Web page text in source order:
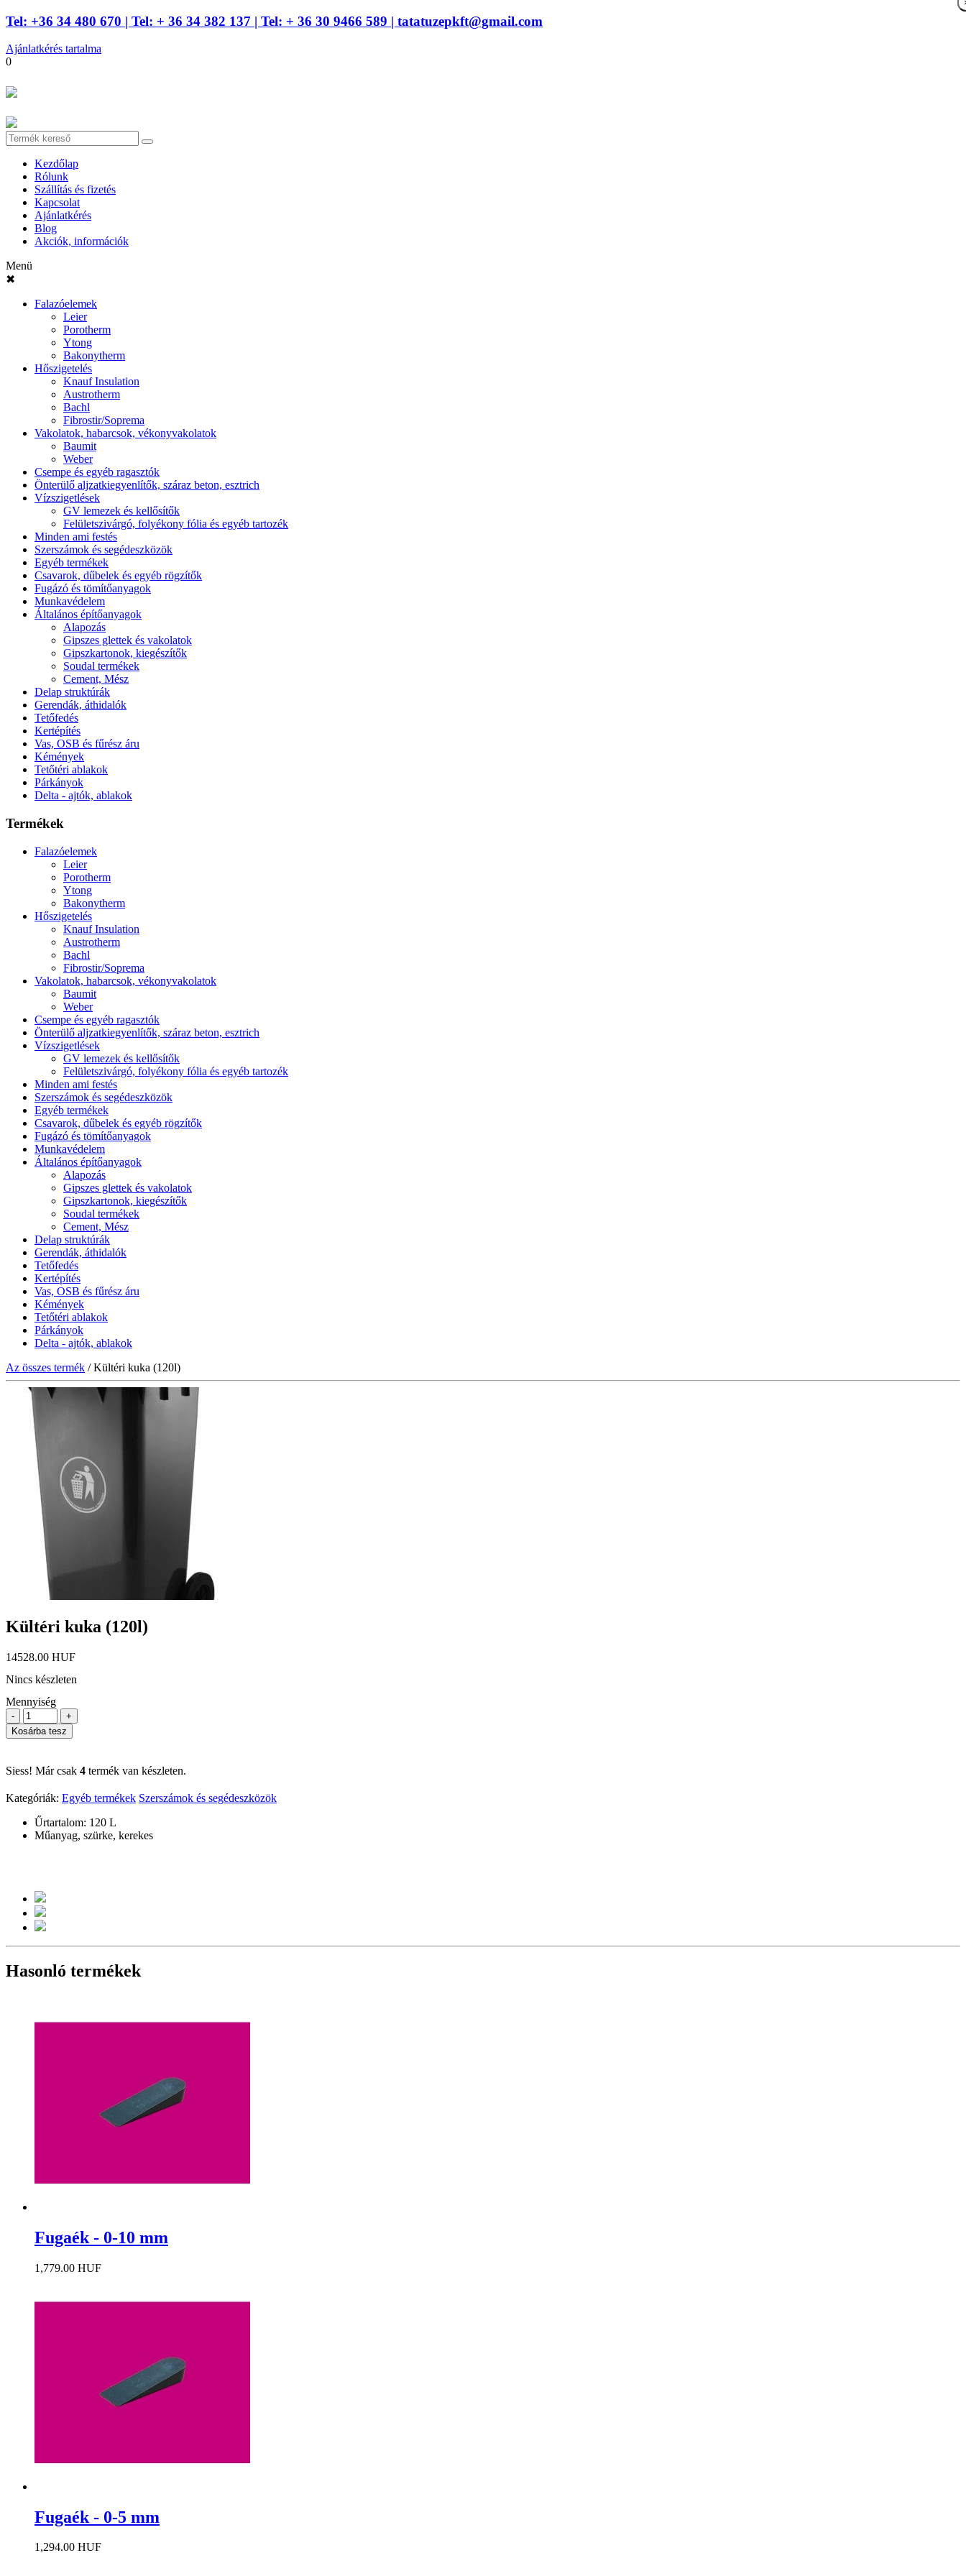
Tel: +36 34 480 670 | Tel: + 36 34 382 137 | Tel: + 36 30 9466 589 | tatatuzepkft@gmail.com
Ajánlatkérés tartalma
0
Kezdőlap
Rólunk
Szállítás és fizetés
Kapcsolat
Ajánlatkérés
Blog
Akciók, információk
Menü
✖
Falazóelemek
Leier
Porotherm
Ytong
Bakonytherm
Hőszigetelés
Knauf Insulation
Austrotherm
Bachl
Fibrostir/Soprema
Vakolatok, habarcsok, vékonyvakolatok
Baumit
Weber
Csempe és egyéb ragasztók
Önterülő aljzatkiegyenlítők, száraz beton, esztrich
Vízszigetlések
GV lemezek és kellősítők
Felületszivárgó, folyékony fólia és egyéb tartozék
Minden ami festés
Szerszámok és segédeszközök
Egyéb termékek
Csavarok, dűbelek és egyéb rögzítők
Fugázó és tömítőanyagok
Munkavédelem
Általános építőanyagok
Alapozás
Gipszes glettek és vakolatok
Gipszkartonok, kiegészítők
Soudal termékek
Cement, Mész
Delap struktúrák
Gerendák, áthidalók
Tetőfedés
Kertépítés
Vas, OSB és fűrész áru
Kémények
Tetőtéri ablakok
Párkányok
Delta - ajtók, ablakok
Termékek
Falazóelemek
Leier
Porotherm
Ytong
Bakonytherm
Hőszigetelés
Knauf Insulation
Austrotherm
Bachl
Fibrostir/Soprema
Vakolatok, habarcsok, vékonyvakolatok
Baumit
Weber
Csempe és egyéb ragasztók
Önterülő aljzatkiegyenlítők, száraz beton, esztrich
Vízszigetlések
GV lemezek és kellősítők
Felületszivárgó, folyékony fólia és egyéb tartozék
Minden ami festés
Szerszámok és segédeszközök
Egyéb termékek
Csavarok, dűbelek és egyéb rögzítők
Fugázó és tömítőanyagok
Munkavédelem
Általános építőanyagok
Alapozás
Gipszes glettek és vakolatok
Gipszkartonok, kiegészítők
Soudal termékek
Cement, Mész
Delap struktúrák
Gerendák, áthidalók
Tetőfedés
Kertépítés
Vas, OSB és fűrész áru
Kémények
Tetőtéri ablakok
Párkányok
Delta - ajtók, ablakok
Az összes termék / Kültéri kuka (120l)
Kültéri kuka (120l)
14528.00 HUF
Nincs készleten
Mennyiség
-
+
Kosárba tesz
Siess! Már csak 4 termék van készleten.
Kategóriák: Egyéb termékek Szerszámok és segédeszközök
Űrtartalom: 120 L
Műanyag, szürke, kerekes
Hasonló termékek
Fugaék - 0-10 mm
1,779.00 HUF
Fugaék - 0-5 mm
1,294.00 HUF